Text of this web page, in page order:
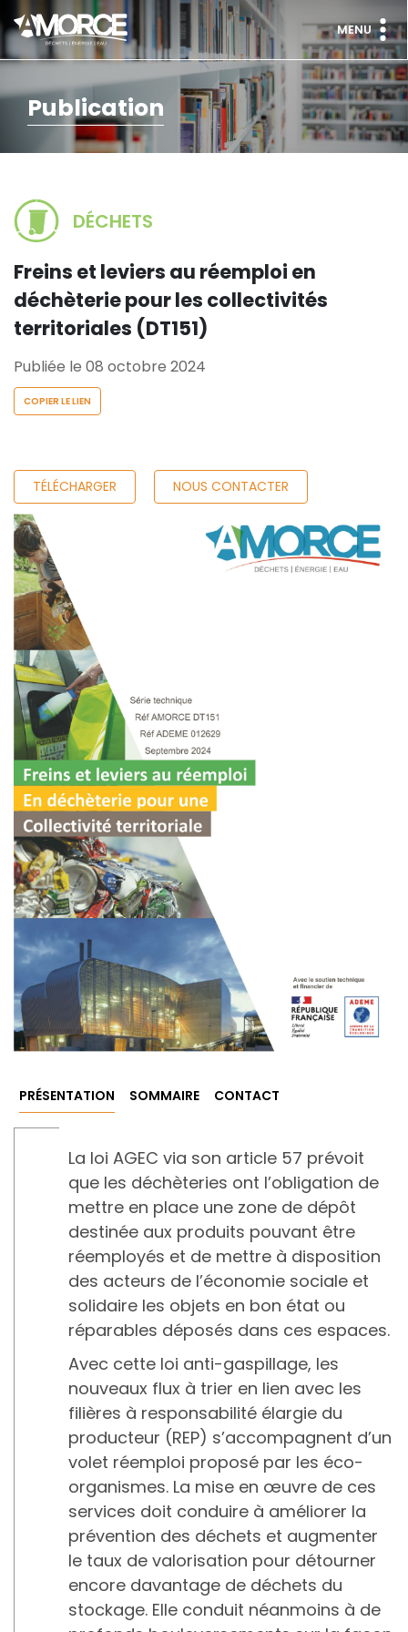
MENU
Publication
DÉCHETS
Freins et leviers au réemploi en
déchèterie pour les collectivités
territoriales (DT151)
Publiée le 08 octobre 2024
COPIER LE LIEN
TÉLÉCHARGER NOUS CONTACTER
PRÉSENTATION SOMMAIRE CONTACT
La loi AGEC via son article 57 prévoit
que les déchèteries ont l’obligation de
mettre en place une zone de dépôt
destinée aux produits pouvant être
réemployés et de mettre à disposition
des acteurs de l’économie sociale et
solidaire les objets en bon état ou
réparables déposés dans ces espaces.
Avec cette loi anti-gaspillage, les
nouveaux flux à trier en lien avec les
filières à responsabilité élargie du
producteur (REP) s’accompagnent d’un
volet réemploi proposé par les éco-
organismes. La mise en œuvre de ces
services doit conduire à améliorer la
prévention des déchets et augmenter
le taux de valorisation pour détourner
encore davantage de déchets du
stockage. Elle conduit néanmoins à de